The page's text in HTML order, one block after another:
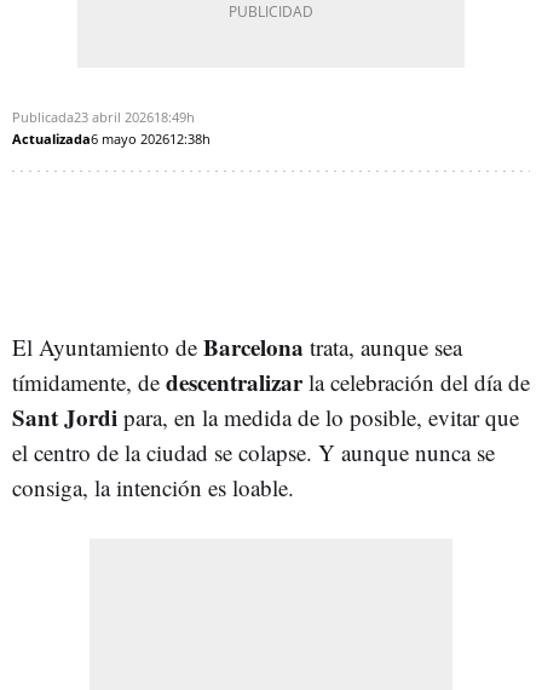
Publicada23 abril 202618:49h
Actualizada6 mayo 202612:38h
El Ayuntamiento de Barcelona trata, aunque sea
tímidamente, de descentralizarla celebración del día de
Sant Jordi para, en la medida de lo posible, evitar que
el centro de la ciudad se colapse. Y aunque nunca se
consiga, la intención es loable.